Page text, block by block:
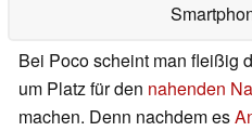
Bei Poco scheint man fleißig
um Platz für den nahenden
machen. Denn nachdem es